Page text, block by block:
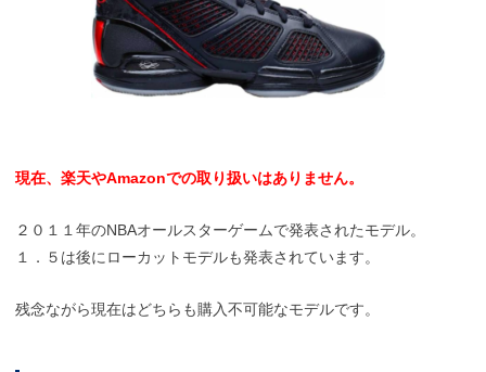
現在、楽天やAmazonでの取り扱いはありません。
２０１１年のNBAオールスターゲームで発表されたモデル。
１．５は後にローカットモデルも発表されています。
残念ながら現在はどちらも購入不可能なモデルです。